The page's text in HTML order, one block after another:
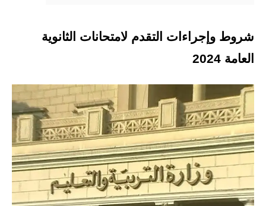
شروط وإجراءات التقدم لامتحانات الثانوية
العامة 2024